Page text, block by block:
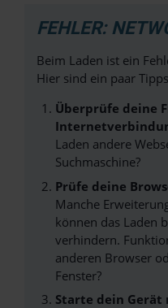
FEHLER:
Beim Laden ist ein
Hier sind ein paar
Überprüfe deine
Laden andere
Suchmaschine?
Prüfe deine
Manche
können das Laden
verhindern.
anderen Browser
Fenster?
Starte dein Gerät